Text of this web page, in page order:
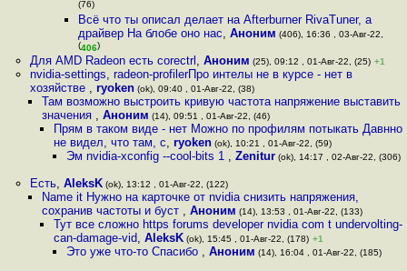
(76)
Всё что ты описал делает на Afterburner RivaTuner, а
драйвер На блобе оно нас, Аноним (406), 16:36 , 03-Авг-22,
(406)
Для AMD Radeon есть corectrl , Аноним (25), 09:12 , 01-Авг-22, (25) +1
nvidia-settings, radeon-profilerПро интелы не в курсе - нет в
хозяйстве , ryoken(ok), 09:40 , 01-Авг-22, (38)
Там возможно выстроить кривую частота напряжение выставить
значения , Аноним (14), 09:51 , 01-Авг-22, (46)
Прям в таком виде - нет Можно по профилям потыкать Давнно
не видел, что там, с,ryoken (ok), 10:21 , 01-Авг-22, (59)
Эм nvidia-xconfig --cool-bits 1 , Zenitur(ok), 14:17 , 02-Авг-22, (306)
Есть, AleksK(ok), 13:12 , 01-Авг-22, (122)
Name it Нужно на карточке от nvidia снизить напряжения,
сохранив частоты и буст , Аноним (14), 13:53 , 01-Авг-22, (133)
Тут все сложно https forums developer nvidia com t undervolting-
can-damage-vid,AleksK (ok), 15:45 , 01-Авг-22, (178) +1
Это уже что-то Спасибо , Аноним (14), 16:04 , 01-Авг-22, (185)